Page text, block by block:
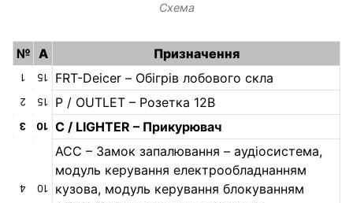
Схема
№ A Призначення
1 15 FRT-Deicer – Обігрів лобового скла
2 15 P / OUTLET – Розетка 12В
3 10 C / LIGHTER – Прикурювач
4 10
АСС – Замок запалювання – аудіосистема,
модуль керування електрообладнанням
кузова, модуль керування блокуванням